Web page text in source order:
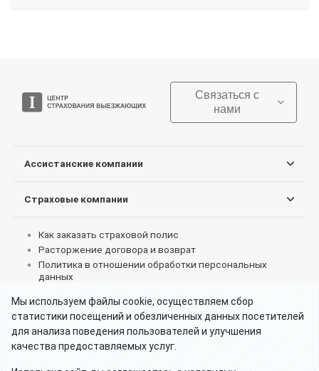
Связаться с
нами
Ассистанские компании
Страховые компании
Как заказать страховой полис
Расторжение договора и возврат
Политика в отношении обработки персональных
данных
Пользовательское соглашение об использовании
сервиса
Реквизиты партнеров
Что делать при страховом случае за границей
Мы используем файлы cookie, осуществляем сбор
статистики посещений и обезличенных данных посетителей
для анализа поведения пользователей и улучшения
качества предоставляемых услуг.